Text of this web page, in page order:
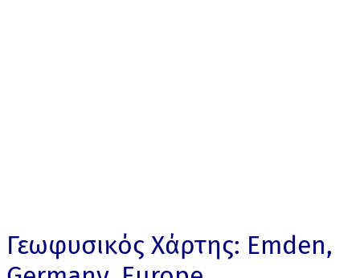
Γεωφυσικός Χάρτης: Emden,